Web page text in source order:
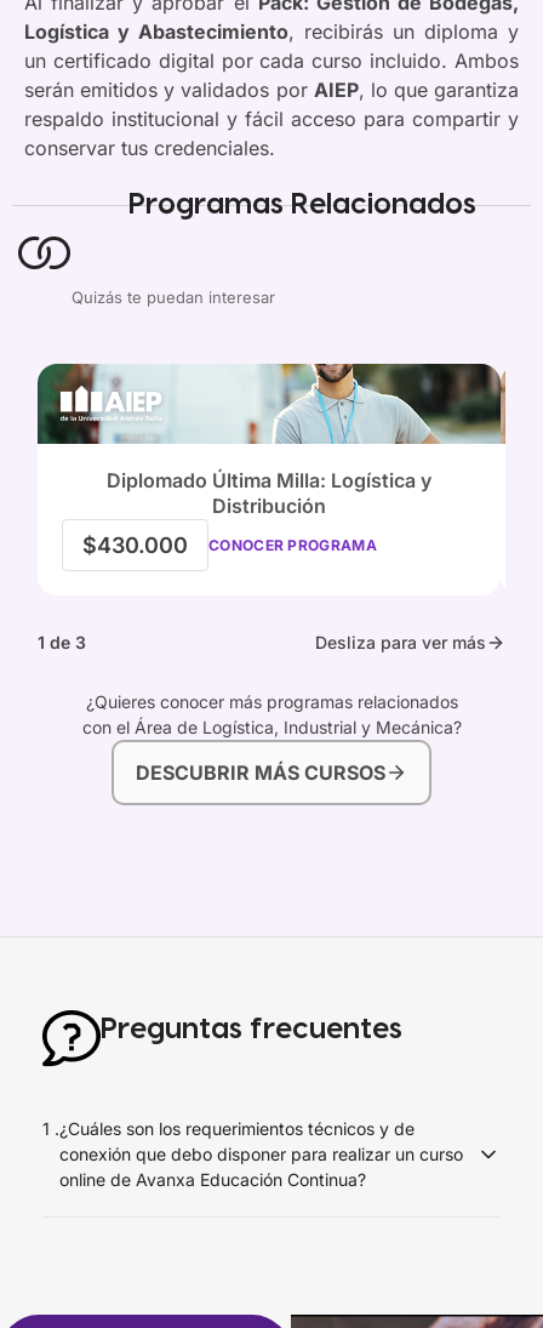
Logística y Abastecimiento, recibirás un diploma y
un certificado digital por cada curso incluido. Ambos
serán emitidos y validados por AIEP, lo que garantiza
respaldo institucional y fácil acceso para compartir y
conservar tus credenciales.
Programas Relacionados
Quizás te puedan interesar
Diplomado Última Milla: Logística y
Distribución
$430.000 CONOCER PROGRAMA
1 de 3 Desliza para ver más
¿Quieres conocer más programas relacionados
con el Área de Logística, Industrial y Mecánica?
DESCUBRIR MÁS CURSOS
Preguntas frecuentes
1 .¿Cuáles son los requerimientos técnicos y de
conexión que debo disponer para realizar un curso
online de Avanxa Educación Continua?